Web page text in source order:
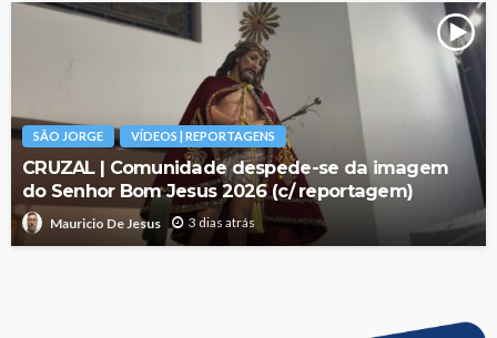
SÃO JORGE VÍDEOS | REPORTAGENS
CRUZAL | Comunidade despede-se da imagem
do Senhor Bom Jesus 2026 (c/ reportagem)
Mauricio De Jesus 3 dias atrás